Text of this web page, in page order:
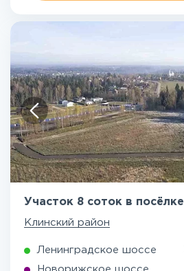
Участок 8 соток в
Клинский район
Ленинградское шоссе